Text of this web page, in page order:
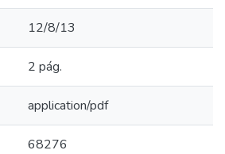
12/8/13
2 pág.
application/pdf
68276